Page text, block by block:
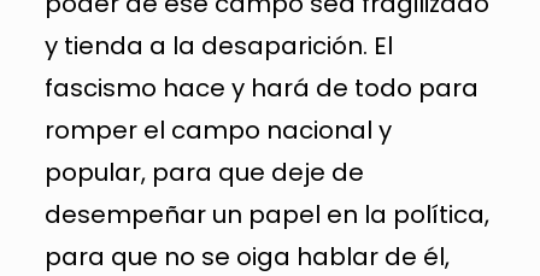
y tienda a la desaparición. El
fascismo hace y hará de todo para
romper el campo nacional y
popular, para que deje de
desempeñar un papel en la política,
para que no se oiga hablar de él,